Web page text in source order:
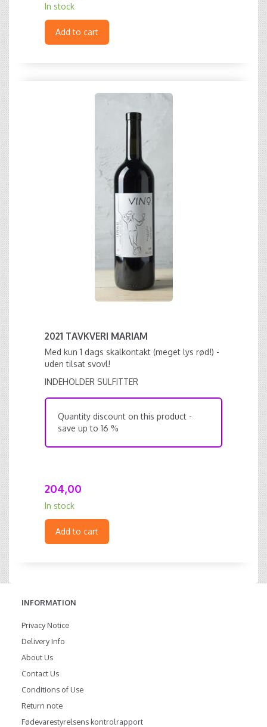
In stock
Add to cart
2021 TAVKVERI MARIAM
Med kun 1 dags skalkontakt (meget lys rød!) -
uden tilsat svovl!
INDEHOLDER SULFITTER
Quantity discount on this product -
save up to 16 %
204,00
In stock
Add to cart
INFORMATION
Privacy Notice
Delivery Info
About Us
Contact Us
Conditions of Use
Return note
Fødevarestyrelsens kontrolrapport